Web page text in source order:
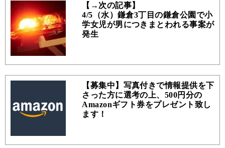
【→次の記事】
4/5（水）鎌倉3丁目の鎌倉公園で小
学女児が男につきまとわれる事案が
発生
【募集中】写真付きで情報提供を下
さった方に選考の上、500円分の
Amazonギフト券をプレゼント致し
ます！